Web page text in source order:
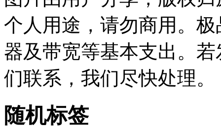
个人用途，请勿商用。
器及带宽等基本支出。
们联系，我们尽快处理。
随机标签